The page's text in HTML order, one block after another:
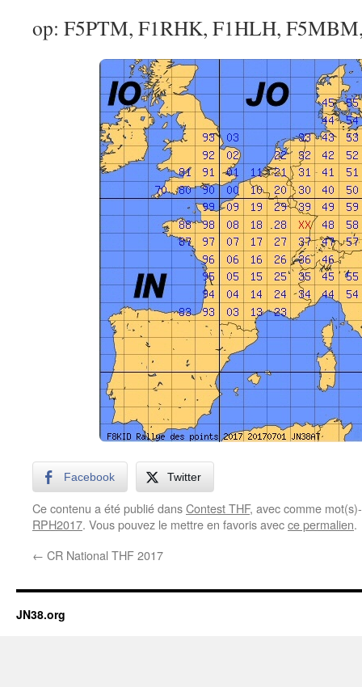
op: F5PTM, F1RHK, F1HLH,
Facebook Twitter
Ce contenu a été publié dansContest THF, avec comme
RPH2017. Vous pouvez le mettre en favoris avecce permalien.
← CR National THF 2017
JN38.org